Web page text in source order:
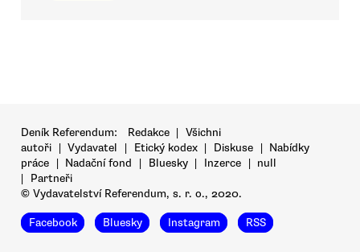
Deník Referendum: Redakce | Všichni
autoři | Vydavatel | Etický kodex | Diskuse | Nabídky
práce | Nadační fond | Bluesky | Inzerce | null
|
Partneři
© Vydavatelství Referendum, s. r. o., 2020.
Facebook Bluesky Instagram RSS